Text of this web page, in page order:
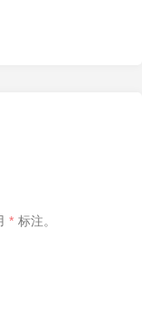
* 标注。